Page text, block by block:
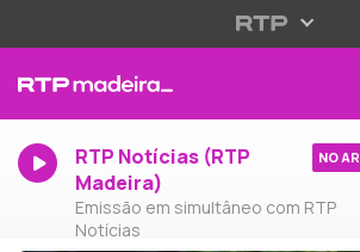
RTP Notícias (RTP
Madeira)
Emissão em simultâneo com RTP
Notícias
NO AR